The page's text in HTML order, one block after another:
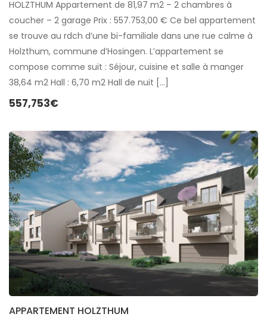
HOLZTHUM Appartement de 81,97 m2 – 2 chambres à
coucher – 2 garage Prix : 557.753,00 € Ce bel appartement
se trouve au rdch d’une bi-familiale dans une rue calme à
Holzthum, commune d’Hosingen. L’appartement se
compose comme suit : Séjour, cuisine et salle à manger
38,64 m2 Hall : 6,70 m2 Hall de nuit […]
557,753€
APPARTEMENT HOLZTHUM